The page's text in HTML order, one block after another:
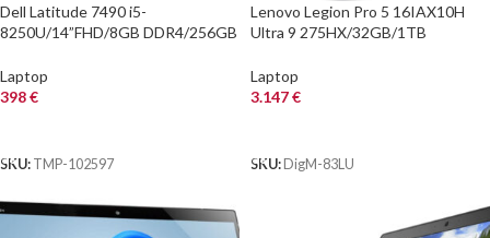
Dell Latitude 7490 i5-
8250U/14”FHD/8GB DDR4/256GB
Battery/10P Grade A Refu
Laptop
398€
SKU: TMP-102597
Lenovo Legion Pro 5 16IAX10H
Ultra 9 275HX/32GB/1TB
12GB
Laptop
3.147€
SKU: DigM-83LU